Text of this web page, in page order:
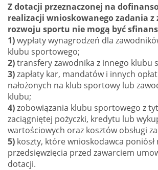
Z dotacji przeznaczonej na
realizacji wnioskowanego zadania z
rozwoju sportu nie mogą być
1)wypłaty wynagrodzeń dla
klubu sportowego;
2)transfery zawodnika z innego klubu
3)zapłaty kar, mandatów i innych
nałożonych na klub sportowy lub
klubu;
4)zobowiązania klubu sportowego z
zaciągniętej pożyczki, kredytu lub
wartościowych oraz kosztów obsługi
5) koszty, które wnioskodawca poniósł
przedsięwzięcia przed zawarciem
dotacji.